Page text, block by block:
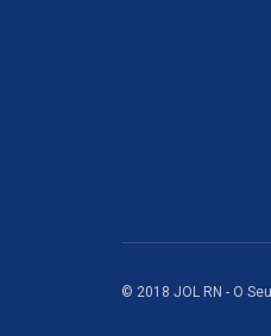
© 2018 JOL RN - O